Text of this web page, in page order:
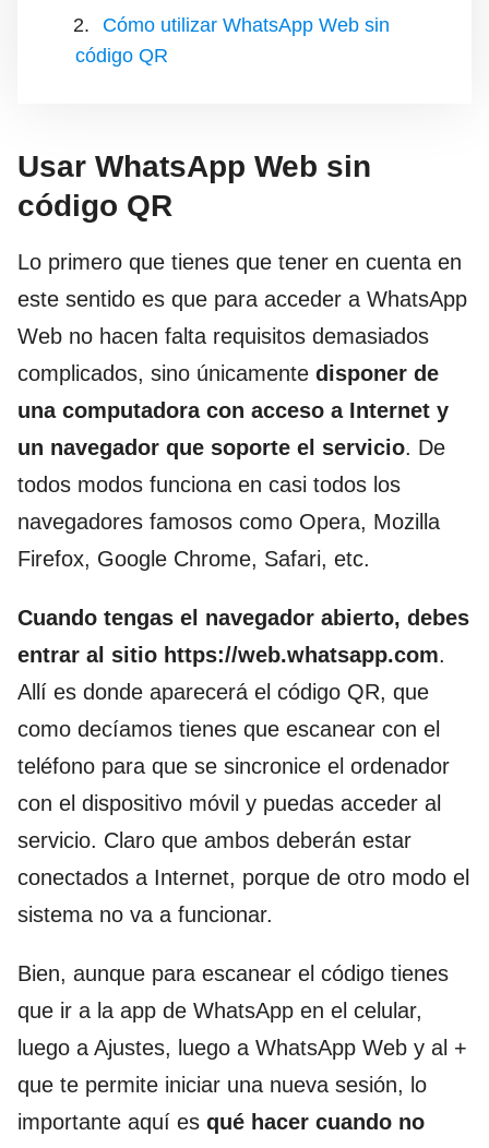
Cómo utilizar WhatsApp Web sin
código QR
Usar WhatsApp Web sin
código QR
Lo primero que tienes que tener en cuenta en
este sentido es que para acceder a WhatsApp
Web no hacen falta requisitos demasiados
complicados, sino únicamente disponer de
una computadora con acceso a Internet y
un navegador que soporte el servicio. De
todos modos funciona en casi todos los
navegadores famosos como Opera, Mozilla
Firefox, Google Chrome, Safari, etc.
Cuando tengas el navegador abierto, debes
entrar al sitio https://web.whatsapp.com.
Allí es donde aparecerá el código QR, que
como decíamos tienes que escanear con el
teléfono para que se sincronice el ordenador
con el dispositivo móvil y puedas acceder al
servicio. Claro que ambos deberán estar
conectados a Internet, porque de otro modo el
sistema no va a funcionar.
Bien, aunque para escanear el código tienes
que ir a la app de WhatsApp en el celular,
luego a Ajustes, luego a WhatsApp Web y al +
que te permite iniciar una nueva sesión, lo
importante aquí es qué hacer cuando no